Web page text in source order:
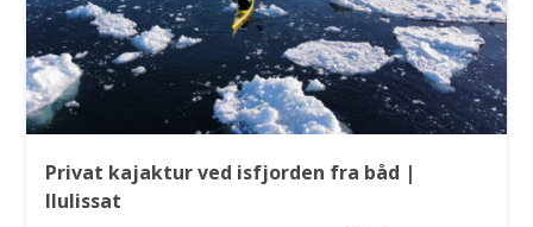
Privat kajaktur ved isfjorden fra båd |
Ilulissat